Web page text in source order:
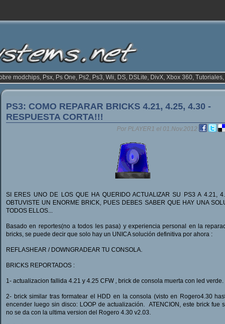
modchips, Psx, Ps One, Ps2, Ps3, Wii, DS, DSLite, DivX, Xbox 360,
PS3: COMO REPARAR BRICKS 4.21, 4.25, 4.30 -
RESPUESTA CORTA!!!
Por PLAYER1 el 01.Nov.2012
SI ERES UNO DE LOS QUE HA QUERIDO ACTUALIZAR SU PS3 A 4.21,
OBTUVISTE UN ENORME BRICK, PUES DEBES SABER QUE HAY UNA
TODOS ELLOS...
Basado en reportes(no a todos les pasa) y experiencia personal en la
bricks, se puede decir que solo hay un UNICA solución definitiva por ahora :
REFLASHEAR / DOWNGRADEAR TU CONSOLA.
BRICKS REPORTADOS :
1- actualizacion fallida 4.21 y 4.25 CFW , brick de consola muerta con led verde.
2- brick similar tras formatear el HDD en la consola (visto en Rogero4.30
encender luego sin disco: LOOP de actualización. ATENCION, este brick fue
no se da con la ultima version del Rogero 4.30 v2.03.